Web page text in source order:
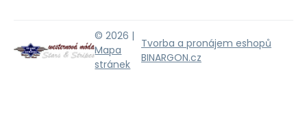
© 2026 |
Mapa
stránek
Tvorba a pronájem eshopů
BINARGON.cz